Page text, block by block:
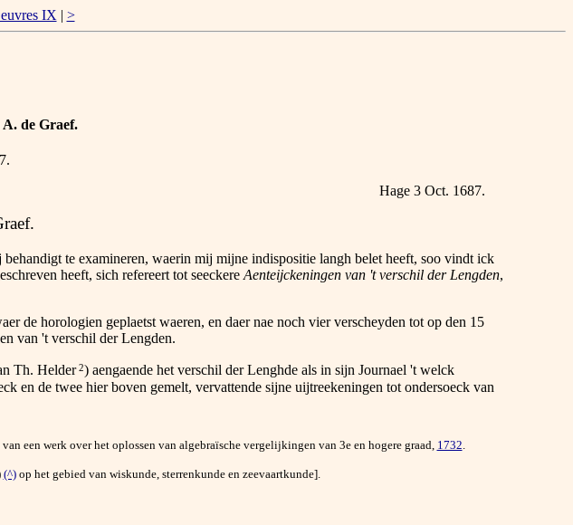
IX | >
de Graef.
Hage 3 Oct. 1687.
behandigt te examineren, waerin mij mijne indispositie langh belet heeft, soo vindt ick
heeft, sich refereert tot seeckere Aenteijckeningen van 't verschil der Lengden,
de horologien geplaetst waeren, en daer nae noch vier verscheyden tot op den 15
van 't verschil der Lengden.
Th. Helder2) aengaende het verschil der Lenghde als in sijn Journael 't welck
en de twee hier boven gemelt, vervattende sijne uijtreekeningen tot ondersoeck van
van een werk over het oplossen van algebraïsche vergelijkingen van 3e en hogere graad, 1732.
(^)op het gebied van wiskunde, sterrenkunde en zeevaartkunde].